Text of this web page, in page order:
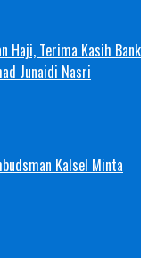
Haji, Terima Kasih Bank
Junaidi Nasri
Kalsel Minta